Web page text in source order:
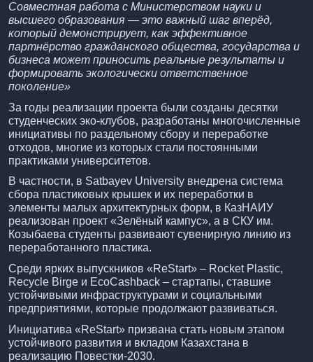
Совместная работа с Министерством науки и
высшего образования — это важный шаг вперёд,
который демонстрирует, как эффективное
партнёрство гражданского общества, государства и
бизнеса может приносить реальные результаты и
формировать экологически ответственное
поколение»
За годы реализации проекта были созданы десятки
студенческих эко-клубов, разработаны многочисленные
инициативы по раздельному сбору и переработке
отходов, многие из которых стали постоянными
практиками университетов.
В частности, в Satbayev University внедрена система
сбора пластиковых крышек и их переработки в
элементы малых архитектурных форм, в КазНАИУ
реализован проект «Зелёный кампус», а в СКУ им.
Козыбаева студенты развивают сувенирную линию из
переработанного пластика.
Среди ярких выпускников «ReStart» – Rocket Plastic,
Recycle Birge и EcoCashback – стартапы, ставшие
устойчивыми инфраструктурами и социальными
предприятиями, которые продолжают развиваться.
Инициатива «ReStart» призвана стать новым этапом
устойчивого развития и вкладом Казахстана в
реализацию Повестки-2030.